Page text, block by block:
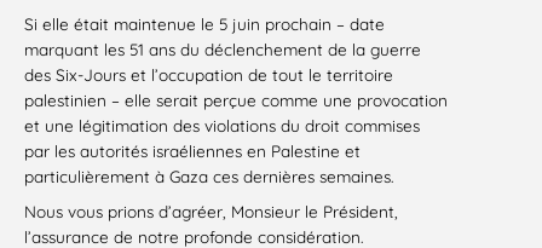
Si elle était maintenue le 5 juin prochain – date
marquant les 51 ans du déclenchement de la guerre
des Six-Jours et l’occupation de tout le territoire
palestinien – elle serait perçue comme une provocation
et une légitimation des violations du droit commises
par les autorités israéliennes en Palestine et
particulièrement à Gaza ces dernières semaines.
Nous vous prions d’agréer, Monsieur le Président,
l’assurance de notre profonde considération.